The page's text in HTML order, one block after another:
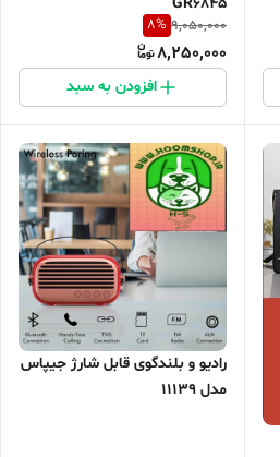
9,050,000
8%
8,250,000
افزودن به سبد
رادیو و بلندگوی قابل شارژ جیپاس
مدل 11139